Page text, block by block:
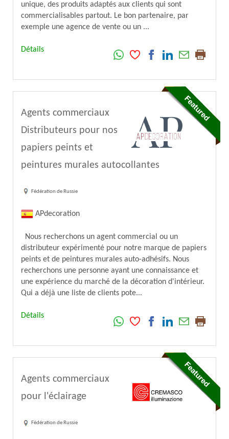
unique, des produits adaptés aux clients qui sont
commercialisables partout. Le bon partenaire, par
exemple une agence de vente ou un ...
Détails
Agents commerciaux
Distributeurs pour nos
papiers peints et
peintures murales autocollantes
Fédération de Russie
APdecoration
Nous recherchons un agent commercial ou un
distributeur expérimenté pour notre marque de papiers
peints et de peintures murales auto-adhésifs. Nous
recherchons une personne ayant une connaissance et
une expérience du marché de la décoration d'intérieur.
Qui a déjà une liste de clients pote...
Détails
Agents commerciaux
pour l'éclairage
Fédération de Russie